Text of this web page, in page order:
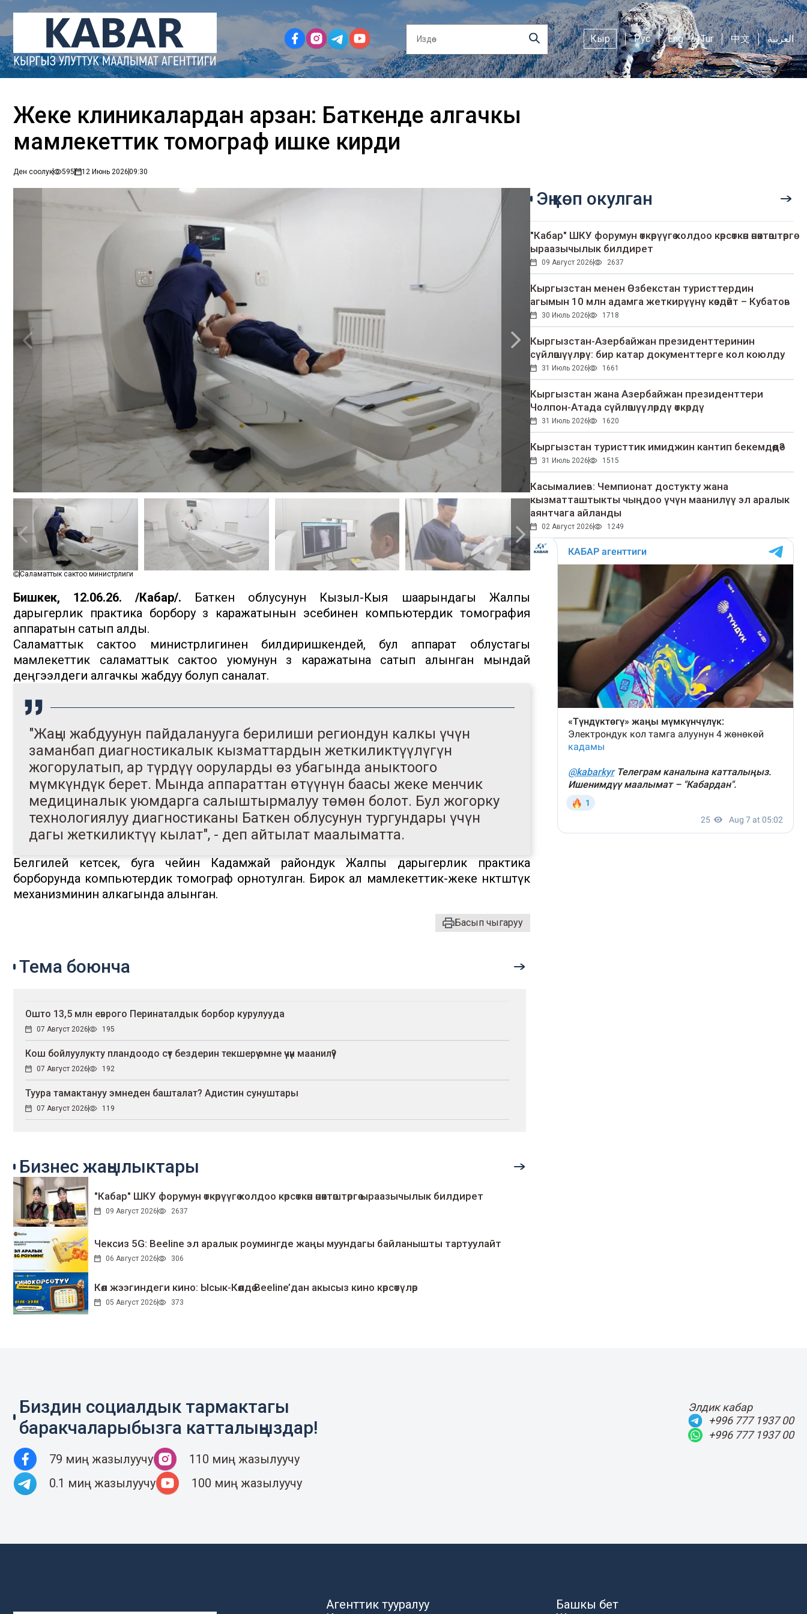
Кыр Рус Eng Tur 中文 العربية
Жеке клиникалардан арзан: Баткенде алгачкы
мамлекеттик томограф ишке кирди
Ден соолук 595 12 Июнь 202609:30
Саламаттык сактоо министрлиги
Бишкек, 12.06.26. /Кабар/. Баткен облусунун Кызыл-Кыя шаарындагы Жалпы
дарыгерлик практика борбору өз каражатынын эсебинен компьютердик томография
аппаратын сатып алды.
Саламаттык сактоо министрлигинен билдиришкендей, бул аппарат облустагы
мамлекеттик саламаттык сактоо уюмунун өз каражатына сатып алынган мындай
деңгээлдеги алгачкы жабдуу болуп саналат.
"Жаңы жабдуунун пайдаланууга берилиши региондун калкы үчүн
заманбап диагностикалык кызматтардын жеткиликтүүлүгүн
жогорулатып, ар түрдүү ооруларды өз убагында аныктоого
мүмкүндүк берет. Мында аппараттан өтүүнүн баасы жеке менчик
медициналык уюмдарга салыштырмалуу төмөн болот. Бул жогорку
технологиялуу диагностиканы Баткен облусунун тургундары үчүн
дагы жеткиликтүү кылат", - деп айтылат маалыматта.
Белгилей кетсек, буга чейин Кадамжай райондук Жалпы дарыгерлик практика
борборунда компьютердик томограф орнотулган. Бирок ал мамлекеттик-жеке өнөктөштүк
механизминин алкагында алынган.
Басып чыгаруу
Эң көп окулган
"Кабар" ШКУ форумун өткөрүүгө колдоо көрсөткөн өнөктөштөргө
ыраазычылык билдирет
09 Август 2026 2637
Кыргызстан менен Өзбекстан туристтердин
агымын 10 млн адамга жеткирүүнү көздөйт – Кубатов
30 Июль 2026 1718
Кыргызстан-Азербайжан президенттеринин
сүйлөшүүлөрү: бир катар документтерге кол коюлду
31 Июль 2026 1661
Кыргызстан жана Азербайжан президенттери
Чолпон-Атада сүйлөшүүлөрдү өткөрдү
31 Июль 2026 1620
Кыргызстан туристтик имиджин кантип бекемдөөдө?
31 Июль 2026 1515
Касымалиев: Чемпионат достукту жана
кызматташтыкты чыңдоо үчүн маанилүү эл аралык
аянтчага айланды
02 Август 2026 1249
Тема боюнча
Ошто 13,5 млн еврого Перинаталдык борбор курулууда
07 Август 2026 195
Кош бойлуулукту пландоодо сүт бездерин текшерүү эмне үчүн маанилүү?
07 Август 2026 192
Туура тамактануу эмнеден башталат? Адистин сунуштары
07 Август 2026 119
Бизнес жаңылыктары
"Кабар" ШКУ форумун өткөрүүгө колдоо көрсөткөн өнөктөштөргө ыраазычылык билдирет
09 Август 2026 2637
Чексиз 5G: Beeline эл аралык роумингде жаңы муундагы байланышты тартуулайт
06 Август 2026 306
Көл жээгиндеги кино: Ысык-Көлдө Beeline’дан акысыз кино көрсөтүлөр
05 Август 2026 373
Биздин социалдык тармактагы
баракчаларыбызга катталыңыздар!
79 миң жазылуучу
110 миң жазылуучу
0.1 миң жазылуучу
100 миң жазылуучу
Элдик кабар
+996 777 1937 00
+996 777 1937 00
Агенттик тууралуу
Башкы бет